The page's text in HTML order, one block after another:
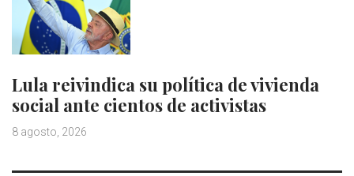
Lula reivindica su política de vivienda
social ante cientos de activistas
8 agosto, 2026